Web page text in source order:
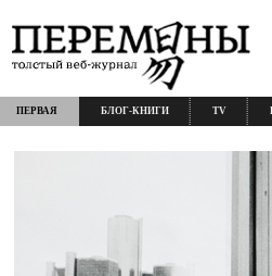
ПЕРВАЯ БЛОГ-КНИГИ TV